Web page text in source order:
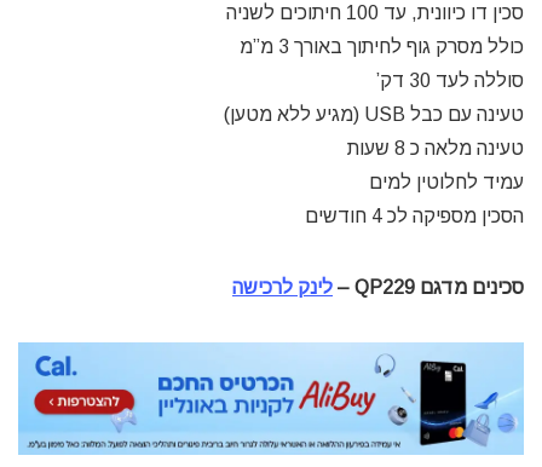
סכין דו כיוונית, עד 100 חיתוכים לשניה
כולל מסרק גוף לחיתוך באורך 3 מ”מ
סוללה לעד 30 דק’
טעינה עם כבל USB (מגיע ללא מטען)
טעינה מלאה כ 8 שעות
עמיד לחלוטין למים
הסכין מספיקה לכ 4 חודשים
סכינים מדגם QP229 – לינק לרכישה